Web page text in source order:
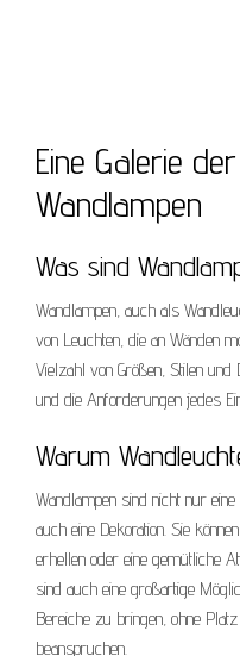
Eine Galerie
Wandlampen
Was sind
Wandlampen, auch als
von Leuchten, die an Wänden
Vielzahl von Größen, Stilen
und die Anforderungen jedes
Warum
Wandlampen sind nicht nur
auch eine Dekoration. Sie
erhellen oder eine gemütliche
sind auch eine großartige
Bereiche zu bringen, ohne
beanspruchen.